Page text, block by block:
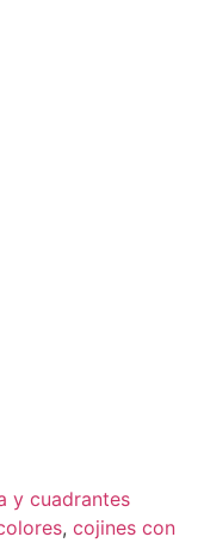
y cuadrantes
, cojines con